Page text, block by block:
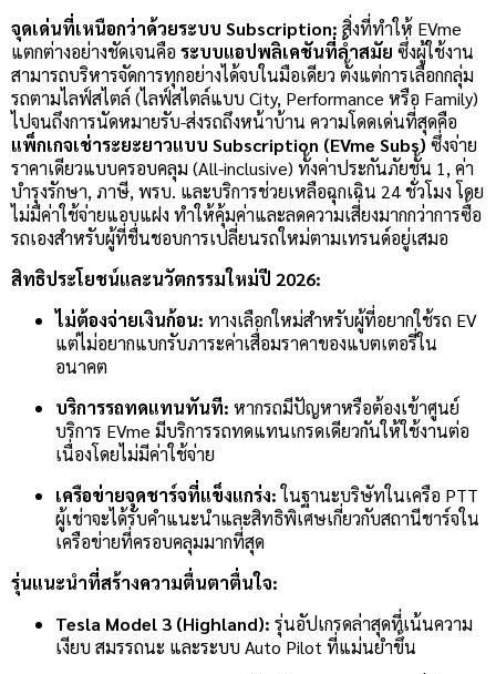
จุดเด่นที่เหนือกว่าด้วยระบบ Subscription: สิ่งที่ทำให้ EVme
แตกต่างอย่างชัดเจนคือ ระบบแอปพลิเคชันที่ล้ำสมัย ซึ่งผู้ใช้งาน
สามารถบริหารจัดการทุกอย่างได้จบในมือเดียว ตั้งแต่การเลือกกลุ่ม
รถตามไลฟ์สไตล์ (ไลฟ์สไตล์แบบ City, Performance หรือ Family)
ไปจนถึงการนัดหมายรับ-ส่งรถถึงหน้าบ้าน ความโดดเด่นที่สุดคือ
แพ็กเกจเช่าระยะยาวแบบ Subscription (EVme Subs)ซึ่งจ่าย
ราคาเดียวแบบครอบคลุม (All-inclusive) ทั้งค่าประกันภัยชั้น 1, ค่า
บำรุงรักษา, ภาษี, พรบ. และบริการช่วยเหลือฉุกเฉิน 24 ชั่วโมง โดย
ไม่มีค่าใช้จ่ายแอบแฝง ทำให้คุ้มค่าและลดความเสี่ยงมากกว่าการซื้อ
รถเองสำหรับผู้ที่ชื่นชอบการเปลี่ยนรถใหม่ตามเทรนด์อยู่เสมอ
สิทธิประโยชน์และนวัตกรรมใหม่ปี 2026:
ไม่ต้องจ่ายเงินก้อน: ทางเลือกใหม่สำหรับผู้ที่อยากใช้รถ EV
แต่ไม่อยากแบกรับภาระค่าเสื่อมราคาของแบตเตอรี่ใน
อนาคต
บริการรถทดแทนทันที: หากรถมีปัญหาหรือต้องเข้าศูนย์
บริการ EVme มีบริการรถทดแทนเกรดเดียวกันให้ใช้งานต่อ
เนื่องโดยไม่มีค่าใช้จ่าย
เครือข่ายจุดชาร์จที่แข็งแกร่ง:ในฐานะบริษัทในเครือ PTT
ผู้เช่าจะได้รับคำแนะนำและสิทธิพิเศษเกี่ยวกับสถานีชาร์จใน
เครือข่ายที่ครอบคลุมมากที่สุด
รุ่นแนะนำที่สร้างความตื่นตาตื่นใจ:
Tesla Model 3 (Highland): รุ่นอัปเกรดล่าสุดที่เน้นความ
เงียบ สมรรถนะ และระบบ Auto Pilot ที่แม่นยำขึ้น